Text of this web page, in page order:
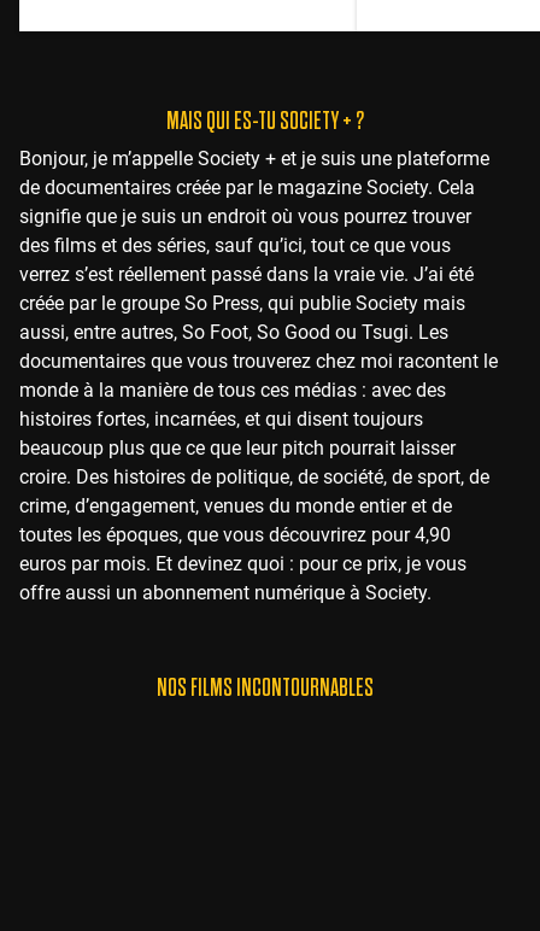
MAIS QUI ES-TU SOCIETY + ?
Bonjour, je m’appelle Society + et je suis une plateforme
de documentaires créée par le magazine Society. Cela
signifie que je suis un endroit où vous pourrez trouver
des films et des séries, sauf qu’ici, tout ce que vous
verrez s’est réellement passé dans la vraie vie. J’ai été
créée par le groupe So Press, qui publie Society mais
aussi, entre autres, So Foot, So Good ou Tsugi. Les
documentaires que vous trouverez chez moi racontent le
monde à la manière de tous ces médias : avec des
histoires fortes, incarnées, et qui disent toujours
beaucoup plus que ce que leur pitch pourrait laisser
croire. Des histoires de politique, de société, de sport, de
crime, d’engagement, venues du monde entier et de
toutes les époques, que vous découvrirez pour 4,90
euros par mois. Et devinez quoi : pour ce prix, je vous
offre aussi un abonnement numérique à Society.
NOS FILMS INCONTOURNABLES